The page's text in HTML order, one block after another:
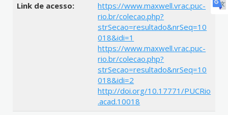
Link de acesso:
https://www.maxwell.vrac.puc-
rio.br/colecao.php?
strSecao=resultado&nrSeq=10
018&idi=1
https://www.maxwell.vrac.puc-
rio.br/colecao.php?
strSecao=resultado&nrSeq=10
018&idi=2
http://doi.org/10.17771/PUCRio
.acad.10018